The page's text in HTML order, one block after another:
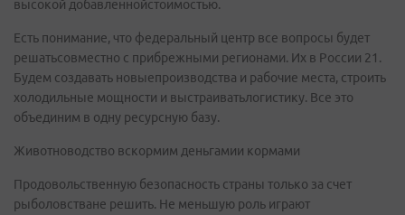
высокой добавленнойстоимостью.
Есть понимание, что федеральный центр все вопросы будет
решатьсовместно с прибрежными регионами. Их в России 21.
Будем создавать новыепроизводства и рабочие места, строить
холодильные мощности и выстраиватьлогистику. Все это
объединим в одну ресурсную базу.
Животноводство вскормим деньгамии кормами
Продовольственную безопасность страны только за счет
рыболовстване решить. Не меньшую роль играют